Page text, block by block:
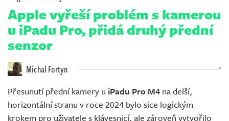
Apple vyřeší problém s kamerou
u iPadu Pro, přidá druhý přední
senzor
Michal Fortyn
Přesunutí přední kamery u iPadu Pro M4 na delší,
horizontální stranu v roce 2024 bylo sice logickým
krokem pro uživatele s klávesnicí, ale zároveň vytvořilo